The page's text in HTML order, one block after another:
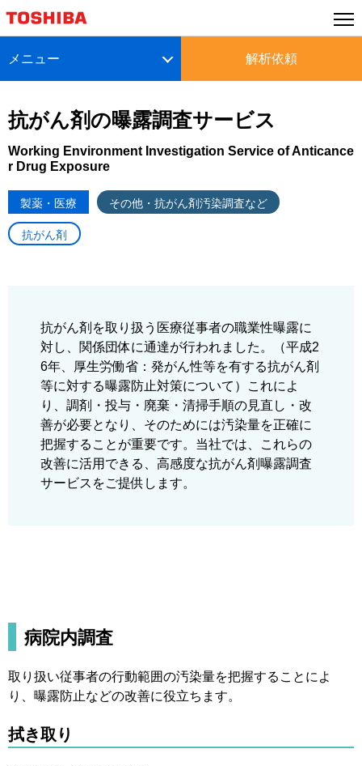
抗がん剤の曝露調査サービス
Working Environment Investigation Service of Anticance
r Drug Exposure
製薬・医療 その他・抗がん剤汚染調査など
抗がん剤
抗がん剤を取り扱う医療従事者の職業性曝露に
対し、関係団体に通達が行われました。（平成2
6年、厚生労働省：発がん性等を有する抗がん剤
等に対する曝露防止対策について）これによ
り、調剤・投与・廃棄・清掃手順の見直し・改
善が必要となり、そのためには汚染量を正確に
把握することが重要です。当社では、これらの
改善に活用できる、高感度な抗がん剤曝露調査
サービスをご提供します。
メニュー 解析依頼
病院内調査
取り扱い従事者の行動範囲の汚染量を把握することによ
り、曝露防止などの改善に役立ちます。
拭き取り